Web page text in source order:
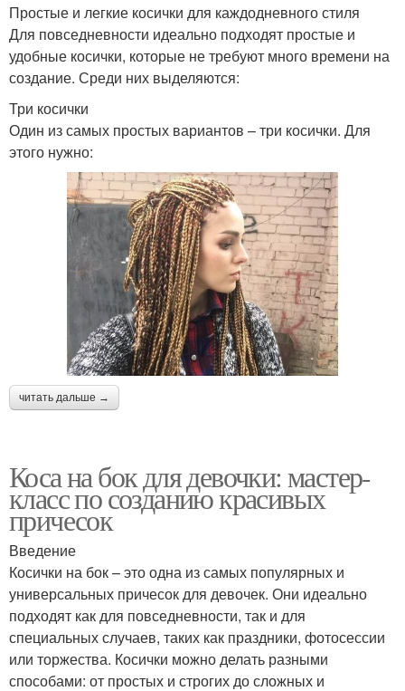
Простые и легкие косички для каждодневного стиля
Для повседневности идеально подходят простые и
удобные косички, которые не требуют много времени на
создание. Среди них выделяются:
Три косички
Один из самых простых вариантов – три косички. Для
этого нужно:
читать дальше →
Коса на бок для девочки: мастер-
класс по созданию красивых
причесок
Введение
Косички на бок – это одна из самых популярных и
универсальных причесок для девочек. Они идеально
подходят как для повседневности, так и для
специальных случаев, таких как праздники, фотосессии
или торжества. Косички можно делать разными
способами: от простых и строгих до сложных и